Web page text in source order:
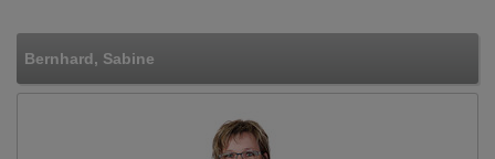
Bernhard, Sabine